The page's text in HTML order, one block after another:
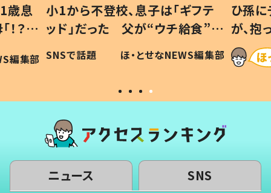
歳息
？」
編集部
小1から不登校、息子は「ギフテ
ッド」だった 父が“ウチ給食”を
作り続ける理由とは #令和の親
#令和の子
SNSで話題 ほ・とせなNEWS編集部
ひ孫
が、
「涙が
い」
ニュース SNS